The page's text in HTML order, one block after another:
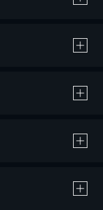
作品の購入 / レンタルです。